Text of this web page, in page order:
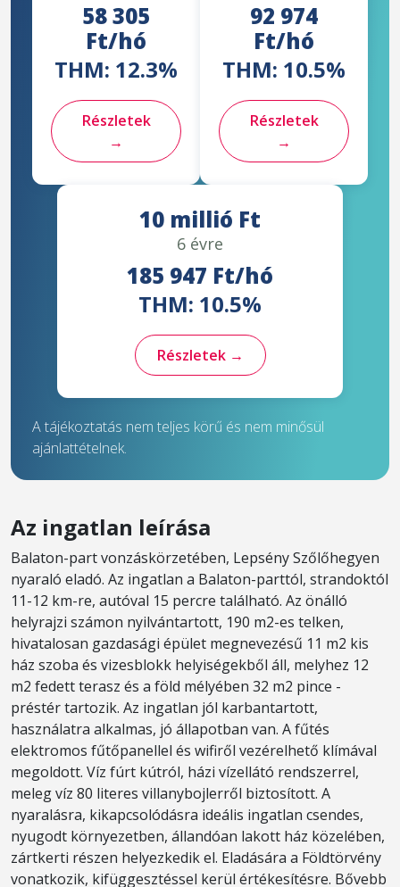
58 305
Ft/hó
THM: 12.3%
Részletek
→
92 974
Ft/hó
THM: 10.5%
Részletek
→
10 millió Ft
6 évre
185 947 Ft/hó
THM: 10.5%
Részletek →
A tájékoztatás nem teljes körű és nem minősül
ajánlattételnek.
Az ingatlan leírása
Balaton-part vonzáskörzetében, Lepsény Szőlőhegyen
nyaraló eladó. Az ingatlan a Balaton-parttól, strandoktól
11-12 km-re, autóval 15 percre található. Az önálló
helyrajzi számon nyilvántartott, 190 m2-es telken,
hivatalosan gazdasági épület megnevezésű 11 m2 kis
ház szoba és vizesblokk helyiségekből áll, melyhez 12
m2 fedett terasz és a föld mélyében 32 m2 pince -
préstér tartozik. Az ingatlan jól karbantartott,
használatra alkalmas, jó állapotban van. A fűtés
elektromos fűtőpanellel és wifiről vezérelhető klímával
megoldott. Víz fúrt kútról, házi vízellátó rendszerrel,
meleg víz 80 literes villanybojlerről biztosított. A
nyaralásra, kikapcsolódásra ideális ingatlan csendes,
nyugodt környezetben, állandóan lakott ház közelében,
zártkerti részen helyezkedik el. Eladására a Földtörvény
vonatkozik, kifüggesztéssel kerül értékesítésre. Bővebb